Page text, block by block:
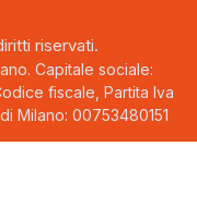
riservati.
Capitale sociale:
fiscale, Partita Iva
Milano: 00753480151